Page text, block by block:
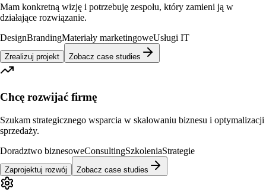
Mam konkretną wizję i potrzebuję zespołu, który zamieni ją w
działające rozwiązanie.
DesignBrandingMateriały marketingoweUsługi IT
Zrealizuj projekt Zobacz case studies
Chcę rozwijać firmę
Szukam strategicznego wsparcia w skalowaniu biznesu i optymalizacji
sprzedaży.
Doradztwo biznesoweConsultingSzkoleniaStrategie
Zaprojektuj rozwój Zobacz case studies